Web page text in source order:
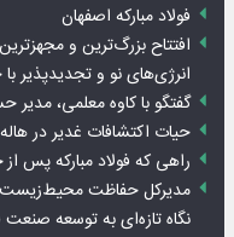
فولاد مبارکه اصفهان
افتتاح بزرگ‌ترین و
انرژی‌های نو و تجدیدپذیر
گفتگو با کاوه معلمی، مدیر
حیات اکتشافات غدیر در
راهی که فولاد مبارکه پس
مدیرکل حفاظت محیط‌زیست
نگاه تازه‌ای به توسعه صنعت